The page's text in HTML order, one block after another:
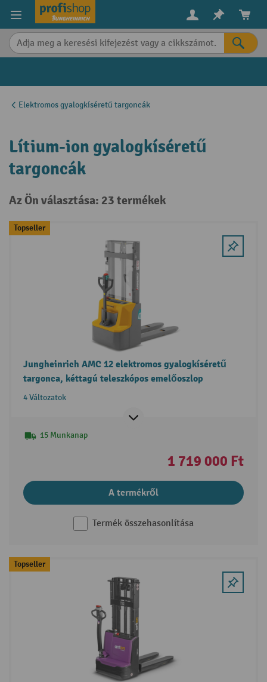
content
Elektromos gyalogkíséretű targoncák
Lítium-ion gyalogkíséretű
targoncák
Az Ön választása: 23 termékek
Topseller
Jungheinrich AMC 12 elektromos gyalogkíséretű
targonca, kéttagú teleszkópos emelőoszlop
4 Változatok
15 Munkanap
1 719 000 Ft
A termékről
Termék összehasonlítása
Topseller